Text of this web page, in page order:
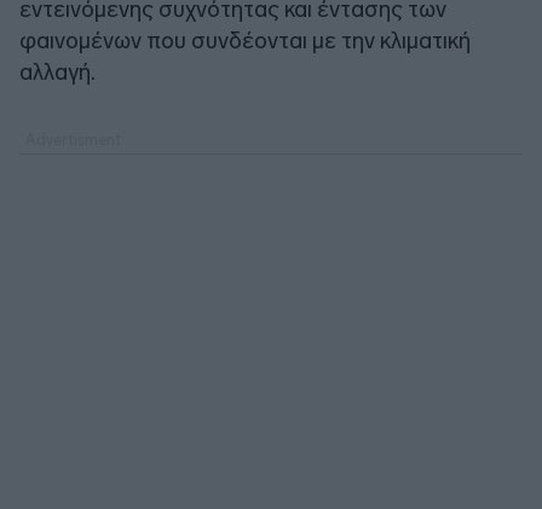
εντεινόμενης συχνότητας και έντασης των
φαινομένων που συνδέονται με την κλιματική
αλλαγή.